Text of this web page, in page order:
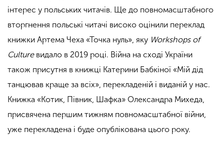
інтерес у польських читачів. Ще до повномасштабного
вторгнення польські читачі високо оцінили переклад
книжки Артема Чеха «Точка нуль», яку Workshops of
Cultureвидало в 2019 році. Війна на сході України
також присутня в книжці Катерини Бабкіної «Мій дід
танцював краще за всіх», перекладеній і виданій у нас.
Книжка «Котик, Півник, Шафка» Олександра Михеда,
присвячена першим тижням повномасштабної війни,
уже перекладена і буде опублікована цього року.